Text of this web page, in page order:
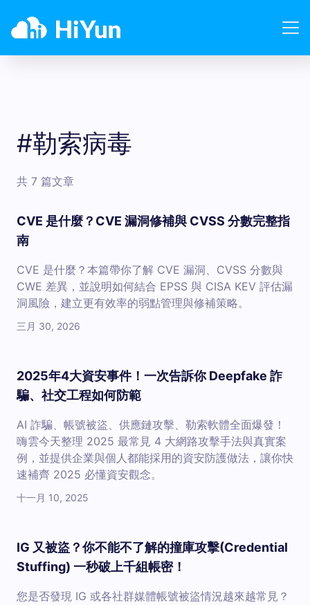
#勒索病毒
共 7 篇文章
CVE 是什麼？CVE 漏洞修補與 CVSS 分數完整指
南
CVE 是什麼？本篇帶你了解 CVE 漏洞、CVSS 分數與
CWE 差異，並說明如何結合 EPSS 與 CISA KEV 評估漏
洞風險，建立更有效率的弱點管理與修補策略。
三月 30, 2026
2025年4大資安事件！一次告訴你 Deepfake 詐
騙、社交工程如何防範
AI 詐騙、帳號被盜、供應鏈攻擊、勒索軟體全面爆發！
嗨雲今天整理 2025 最常見 4 大網路攻擊手法與真實案
例，並提供企業與個人都能採用的資安防護做法，讓你快
速補齊 2025 必懂資安觀念。
十一月 10, 2025
IG 又被盜？你不能不了解的撞庫攻擊(Credential
Stuffing) 一秒破上千組帳密！
您是否發現 IG 或各社群媒體帳號被盜情況越來越常見？